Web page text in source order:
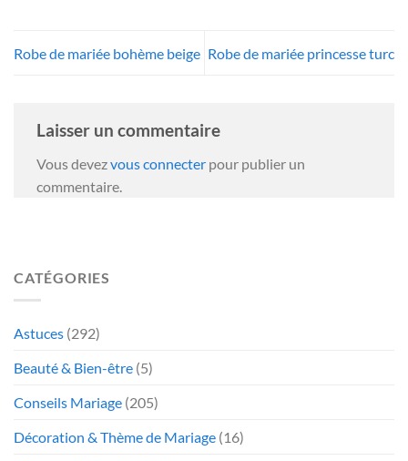
Robe de mariée bohème beige Robe de mariée princesse turc
Laisser un commentaire
Vous devezvous connecter pour publier un
commentaire.
CATÉGORIES
Astuces (292)
Beauté & Bien-être (5)
Conseils Mariage (205)
Décoration & Thème de Mariage (16)